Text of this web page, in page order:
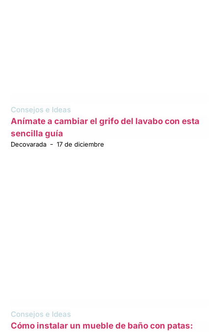
Consejos e Ideas
Anímate a cambiar el grifo del lavabo con esta
sencilla guía
Decovarada 17 de diciembre
Consejos e Ideas
Cómo instalar un mueble de baño con patas: